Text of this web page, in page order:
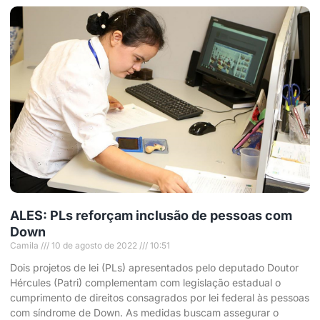
ALES: PLs reforçam inclusão de pessoas com
Down
Camila 10 de agosto de 2022 10:51
Dois projetos de lei (PLs) apresentados pelo deputado Doutor
Hércules (Patri) complementam com legislação estadual o
cumprimento de direitos consagrados por lei federal às pessoas
com síndrome de Down. As medidas buscam assegurar o